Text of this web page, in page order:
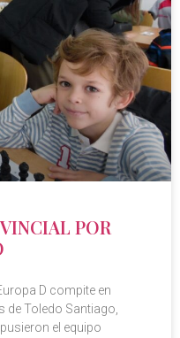
POR
D compite en
de Toledo Santiago,
el equipo